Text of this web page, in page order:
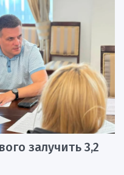
залучить 3,2